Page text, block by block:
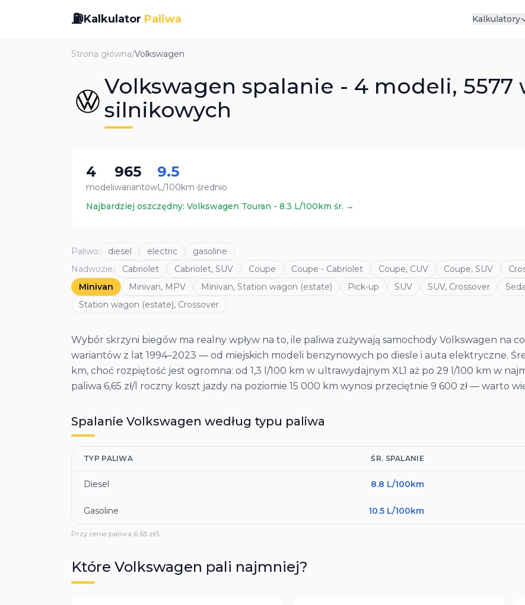
⛽Kalkulator Paliwa Kalkulatory
Strona główna/Volkswagen
Volkswagen spalanie - 4 modeli, 5577
silnikowych
4
modeli
965
wariantów
9.5
L/100km średnio
Najbardziej oszczędny: Volkswagen Touran - 8.3 L/100km śr. →
Paliwo: diesel electric
gasoline
Nadwozie: Cabriolet Cabriolet, SUV Coupe Coupe - Cabriolet Coupe, CUV Coupe, SUV
Minivan
Minivan, MPV Minivan, Station wagon (estate) Pick-up SUV SUV, Crossover
Station wagon (estate), Crossover
Wybór skrzyni biegów ma realny wpływ na to, ile paliwa zużywają samochody Volkswagen na
wariantów z lat 1994–2023 — od miejskich modeli benzynowych po diesle i auta elektryczne.
km, choć rozpiętość jest ogromna: od 1,3 l/100 km w ultrawydajnym XL1 aż po 29 l/100 km w
paliwa 6,65 zł/l roczny koszt jazdy na poziomie 15 000 km wynosi przeciętnie 9 600 zł — warto
Spalanie Volkswagen według typu paliwa
TYP PALIWA ŚR. SPALANIE
Diesel 8.8 L/100km
Gasoline 10.5 L/100km
Przy cenie paliwa 6,65 zł/L
Które Volkswagen pali najmniej?